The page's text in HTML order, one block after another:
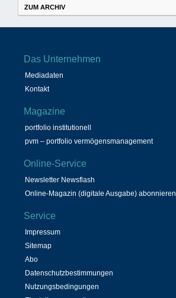
ZUM ARCHIV
Das Unternehmen
Mediadaten
Kontakt
Magazine
portfolio institutionell
pvm – portfolio vermögensmanagement
Online-Service
Newsletter Newsflash
Online-Magazin (digitale Ausgabe) abonnieren
Service
Impressum
Sitemap
Abo
Datenschutzbestimmungen
Nutzungsbedingungen